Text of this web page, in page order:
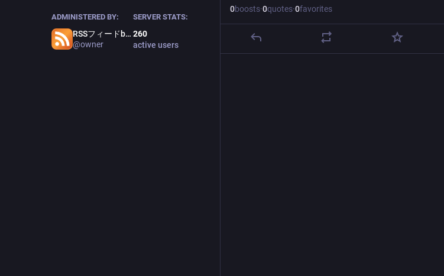
ADMINISTERED BY:
RSSフィードbot管理者
@owner
SERVER STATS:
260
active users
0boosts·0quotes·0favorites